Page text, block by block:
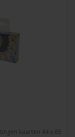
kaarten 44 x 65